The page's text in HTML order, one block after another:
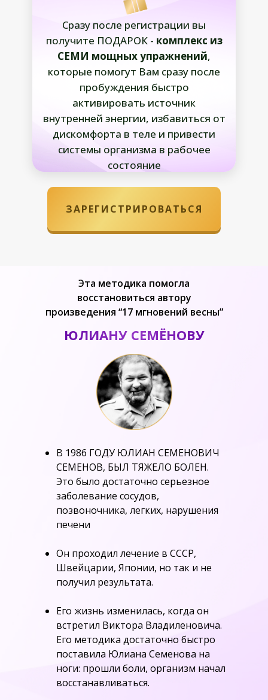
ЗАРЕГИСТРИРОВАТЬСЯ
Сразу после регистрации вы
получите ПОДАРОК - комплекс из
СЕМИ мощных упражнений,
которые помогут Вам сразу после
пробуждения быстро
активировать источник
внутренней энергии, избавиться от
дискомфорта в теле и привести
системы организма в рабочее
состояние
Эта методика помогла
восстановиться автору
произведения “17 мгновений весны”
ЮЛИАНУ СЕМЁНОВУ
В 1986 ГОДУ ЮЛИАН СЕМЕНОВИЧ
СЕМЕНОВ, БЫЛ ТЯЖЕЛО БОЛЕН.
Это было достаточно серьезное
заболевание сосудов,
позвоночника, легких, нарушения
печени
Он проходил лечение в СССР,
Швейцарии, Японии, но так и не
получил результата.
Его жизнь изменилась, когда он
встретил Виктора Владиленовича.
Его методика достаточно быстро
поставила Юлиана Семенова на
ноги: прошли боли, организм начал
восстанавливаться.